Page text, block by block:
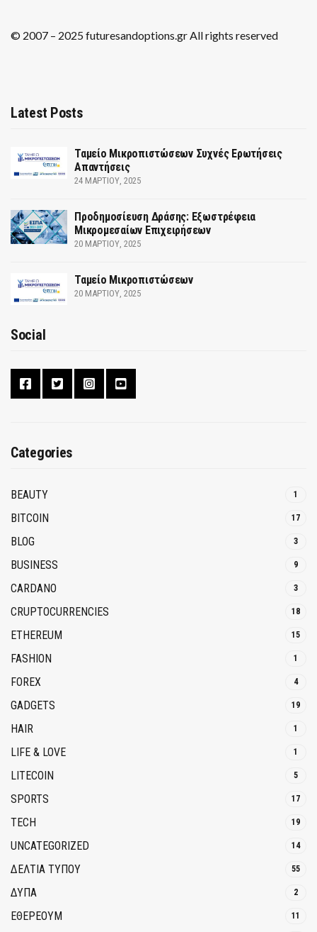
© 2007 – 2025 futuresandoptions.gr All rights reserved
Latest Posts
Ταμείο Μικροπιστώσεων Συχνές Ερωτήσεις
Απαντήσεις
24 ΜΑΡΤΊΟΥ, 2025
Προδημοσίευση Δράσης: Εξωστρέφεια
Μικρομεσαίων Επιχειρήσεων
20 ΜΑΡΤΊΟΥ, 2025
Ταμείο Μικροπιστώσεων
20 ΜΑΡΤΊΟΥ, 2025
Social
Categories
BEAUTY 1
BITCOIN 17
BLOG 3
BUSINESS 9
CARDANO 3
CRUPTOCURRENCIES 18
ETHEREUM 15
FASHION 1
FOREX 4
GADGETS 19
HAIR 1
LIFE & LOVE 1
LITECOIN 5
SPORTS 17
TECH 19
UNCATEGORIZED 14
ΔΕΛΤΙΑ ΤΥΠΟΥ 55
ΔΥΠΑ 2
ΕΘΈΡΕΟΥΜ 11